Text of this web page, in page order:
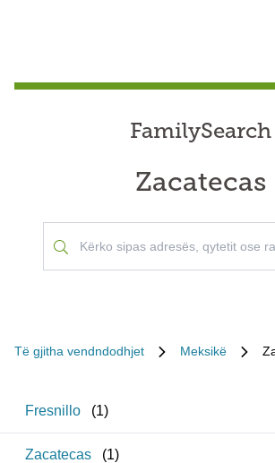
FamilySearch
Zacatecas
Të gjitha vendndodhjet Meksikë
Fresnillo (1)
Zacatecas (1)